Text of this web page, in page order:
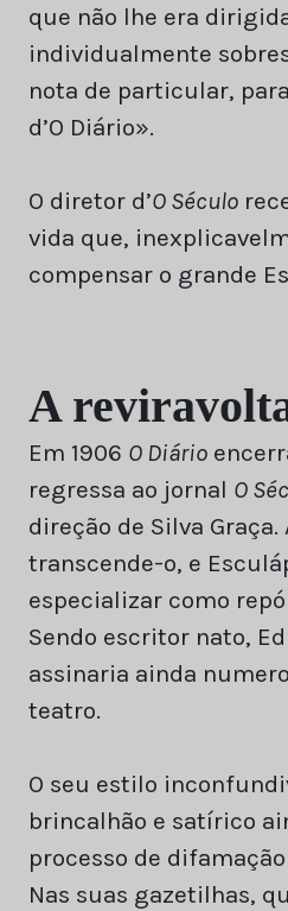
que não lhe era
individualmente
nota de particular,
d’O Diário».
O diretor d’O Século
vida que,
compensar o grande
A
Em 1906 O Diário
regressa ao jornal O
direção de Silva Graça.
transcende-o, e
especializar como
Sendo escritor nato,
assinaria ainda
teatro.
O seu estilo
brincalhão e satírico
processo de
Nas suas gazetilhas,